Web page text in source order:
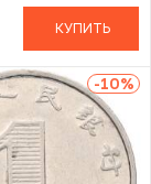
КУПИТЬ
-10%